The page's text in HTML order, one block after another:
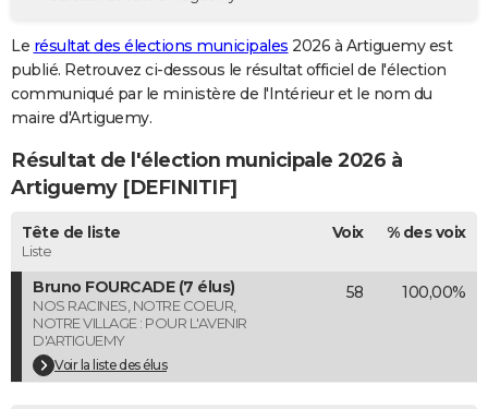
GUIDES D'ACHAT
BONS PLANS
CARTE DE VOEUX
Carte de Noël
Carte Bonne année
Carte Saint-Valentin
Carte Pâques
Carte d'anniversaire
DICTIONNAIRE
Dictionnaire
Biographies
Citations
Expressions
Proverbes
PROGRAMME TV
COPAINS D'AVANT
S'inscrire
Se connecter
Lycées
Collèges
Primaires
Universités
Entreprises
Service militaire
Avis de recherche
AVIS DE DÉCÈS
FORUM
Le résultat des élections municipales 2026 à Artiguemy est
publié. Retrouvez ci-dessous le résultat officiel de l'élection
communiqué par le ministère de l'Intérieur et le nom du
maire d'Artiguemy.
Résultat de l'élection municipale 2026 à
Artiguemy [DEFINITIF]
Tête de liste
Liste
Voix % des voix
Bruno FOURCADE (7 élus)
NOS RACINES, NOTRE COEUR,
NOTRE VILLAGE : POUR L'AVENIR
D'ARTIGUEMY
Voir la liste des élus
58 100,00%